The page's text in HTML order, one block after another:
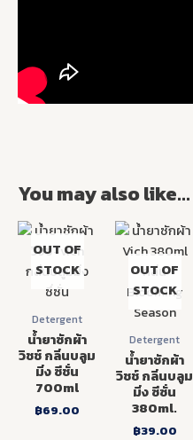
You may also like…
OUT OF
STOCK
Detergent
น้ำยาซักผ้า
วิชช์ กลิ่นบลูม
มิ่ง ซีชั่น
700ml
฿69.00
OUT OF
STOCK
Detergent
น้ำยาซักผ้า
วิชช์ กลิ่นบลูม
มิ่ง ซีซั่น
380ml.
฿39.00